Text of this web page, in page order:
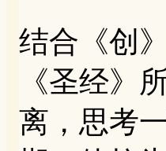
结合《创
《圣经》
离，思考